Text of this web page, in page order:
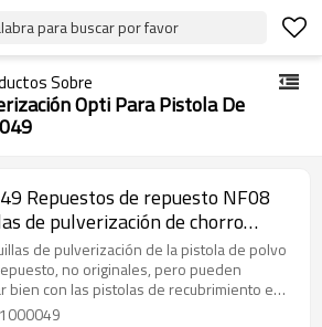
para buscar por favor
Sobre
Opti Para Pistola De
Repuestos de repuesto NF08
de pulverización de chorro
teflón
de pulverización de la pistola de polvo
no originales, pero pueden
bien con las pistolas de recubrimiento en